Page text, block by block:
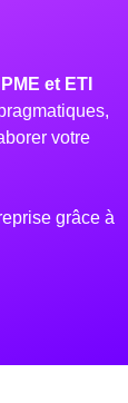
et ETI
votre
grâce à